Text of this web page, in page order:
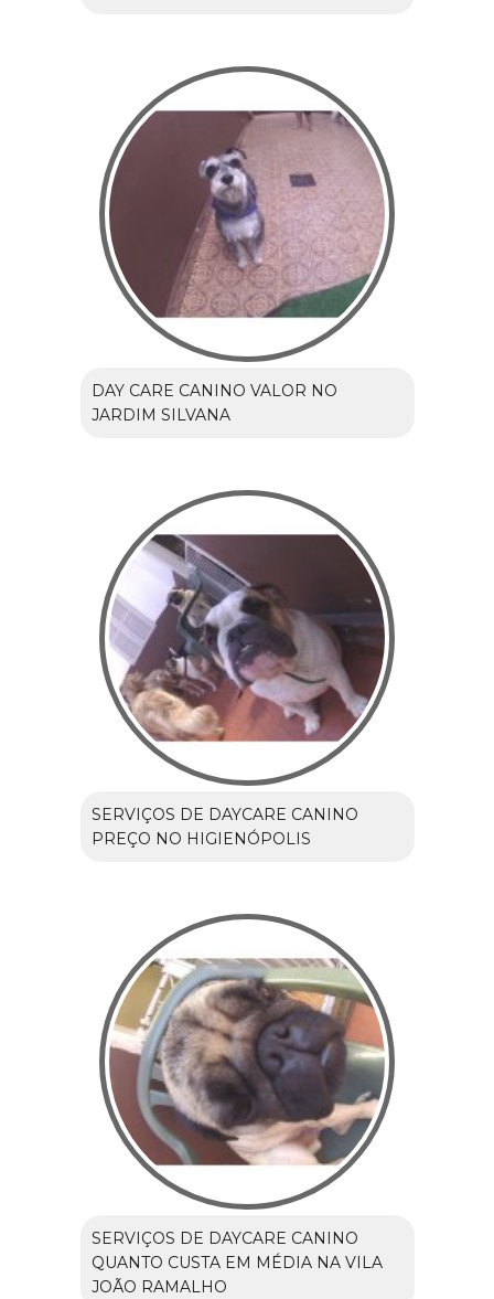
DAY CARE CANINO VALOR NO
JARDIM SILVANA
SERVIÇOS DE DAYCARE CANINO
PREÇO NO HIGIENÓPOLIS
SERVIÇOS DE DAYCARE CANINO
QUANTO CUSTA EM MÉDIA NA VILA
JOÃO RAMALHO